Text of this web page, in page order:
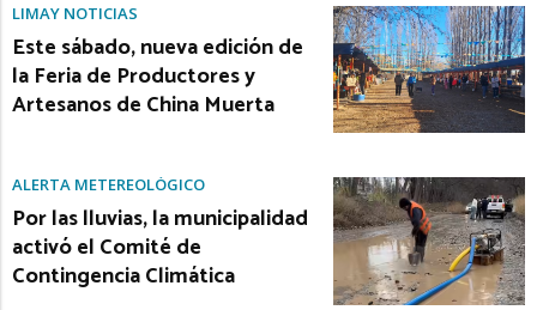
LIMAY NOTICIAS
Este sábado, nueva edición de
la Feria de Productores y
Artesanos de China Muerta
ALERTA METEREOLÓGICO
Por las lluvias, la municipalidad
activó el Comité de
Contingencia Climática